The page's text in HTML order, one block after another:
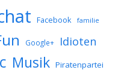
Facebook familie
Google+ Idioten
Musik Piratenpartei